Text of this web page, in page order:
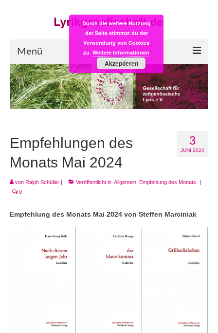
Menü
Start
LYRIK:POST
Einkaufsladen
Empfehlung des Monats
Andenken
Neuerscheinungen von Mitgliedern
Ausschreibungen
3
JUNI 2024
Empfehlungen des
Monats Mai 2024
von Ralph Schüller | Veröffentlicht in: Allgemein Empfehlung des Monats
|
0
Empfehlung des Monats Mai 2024 von Steffen Marciniak
Durch die weitere Nutzung
der Seite stimmst du der
Verwendung von Cookies
zu. Weitere Informationen
Akzeptieren